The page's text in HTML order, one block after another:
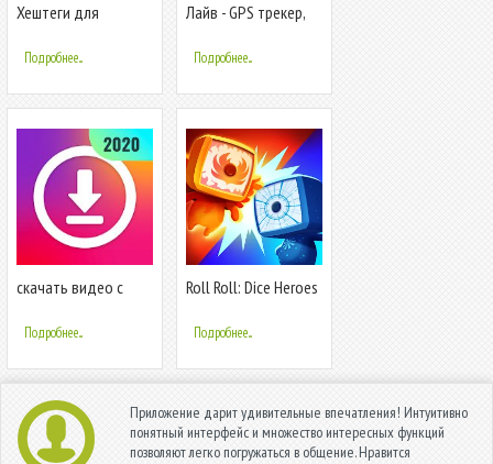
Хештеги для
Инстаграм
Подробнее...
Лайв - GPS трекер,
аудио, фото
Подробнее...
скачать видео с
фото с инстаграм
Подробнее...
Roll Roll: Dice Heroes
Подробнее...
Приложение дарит удивительные впечатления! Интуитивно
понятный интерфейс и множество интересных функций
позволяют легко погружаться в общение. Нравится